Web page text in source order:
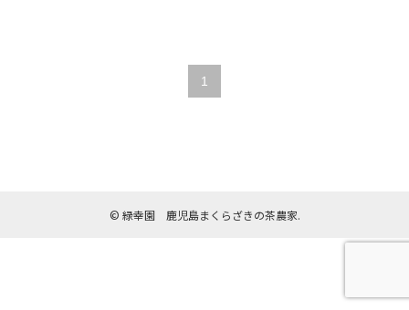
1
© 緑幸園 鹿児島まくらざきの茶農家.